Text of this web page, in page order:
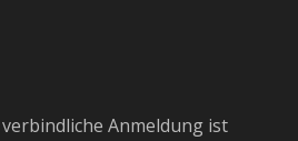
Anmeldung ist